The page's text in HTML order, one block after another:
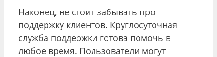
Наконец, не стоит забывать про
поддержку клиентов. Круглосуточная
служба поддержки готова помочь в
любое время. Пользователи могут